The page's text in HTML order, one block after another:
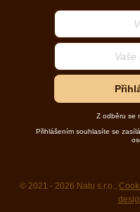
Z odběru se
Přihlášením souhlasíte se
© 2021 - 2026 Natu s.r.o.,